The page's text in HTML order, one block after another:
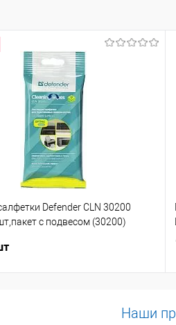
Defender CLN 30200
с подвесом (30200)
Наши